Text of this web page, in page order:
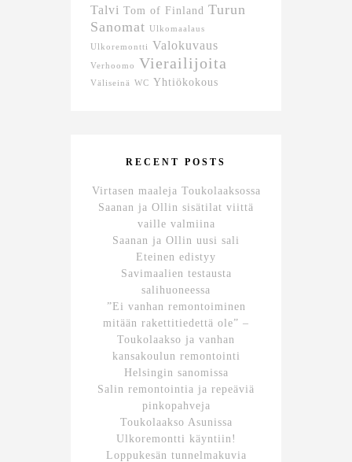
Talvi Tom of Finland Turun
Sanomat Ulkomaalaus
Ulkoremontti Valokuvaus
Verhoomo Vierailijoita
Väliseinä WC Yhtiökokous
RECENT POSTS
Virtasen maaleja Toukolaaksossa
Saanan ja Ollin sisätilat viittä
vaille valmiina
Saanan ja Ollin uusi sali
Eteinen edistyy
Savimaalien testausta
salihuoneessa
”Ei vanhan remontoiminen
mitään rakettitiedettä ole” –
Toukolaakso ja vanhan
kansakoulun remontointi
Helsingin sanomissa
Salin remontointia ja repeäviä
pinkopahveja
Toukolaakso Asunissa
Ulkoremontti käyntiin!
Loppukesän tunnelmakuvia